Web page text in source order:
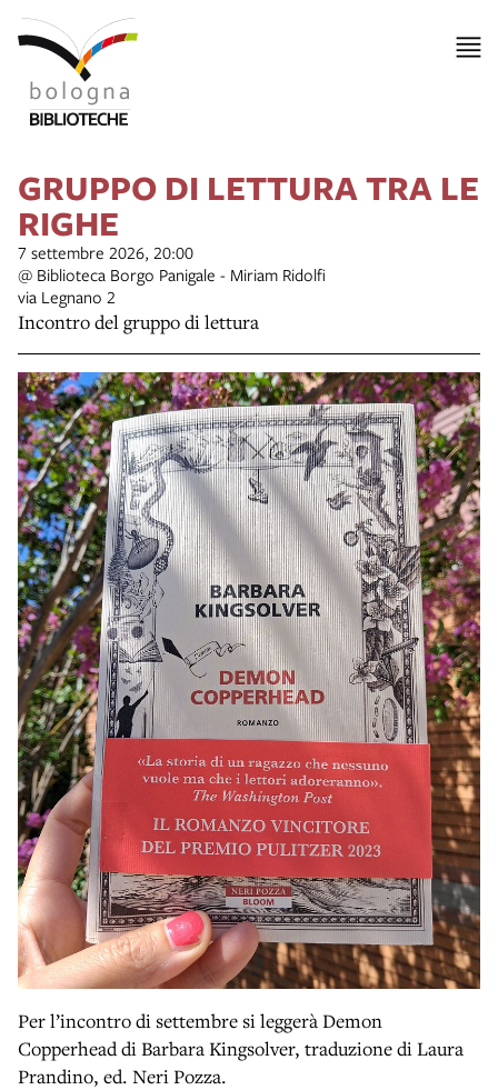
GRUPPO DI LETTURA TRA LE
RIGHE
7 settembre 2026, 20:00
@ Biblioteca Borgo Panigale - Miriam Ridolfi
via Legnano 2
Incontro del gruppo di lettura
Per l’incontro di settembre si leggerà Demon
Copperhead di Barbara Kingsolver, traduzione di Laura
Prandino, ed. Neri Pozza.